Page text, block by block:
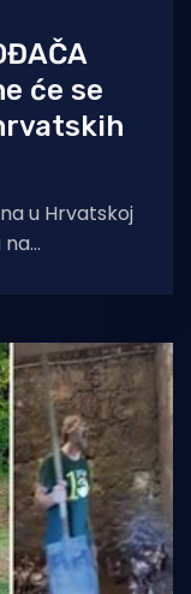
će se
u Hrvatskoj
na